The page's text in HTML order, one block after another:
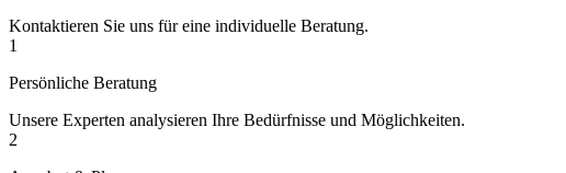
Kontaktieren Sie uns für eine individuelle Beratung.
1
Persönliche Beratung
Unsere Experten analysieren Ihre Bedürfnisse und Möglichkeiten.
2